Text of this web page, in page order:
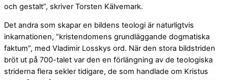
och gestalt”, skriver Torsten Kälvemark.
Det andra som skapar en bildens teologi är naturligtvis
inkarnationen, ”kristendomens grundläggande dogmatiska
faktum”, med Vladimir Losskys ord. När den stora bildstriden
bröt ut på 700-talet var den en förlängning av de teologiska
striderna flera sekler tidigare, de som handlade om Kristus